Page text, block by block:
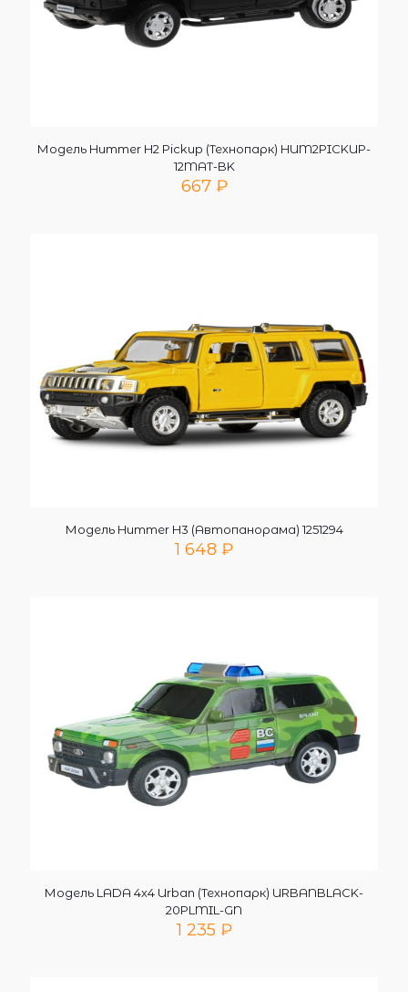
Модель Hummer H2 Pickup (Технопарк) HUM2PICKUP-
12MAT-BK
667 ₽
Модель Hummer H3 (Автопанорама) 1251294
1 648 ₽
Модель LADA 4х4 Urban (Технопарк) URBANBLACK-
20PLMIL-GN
1 235 ₽